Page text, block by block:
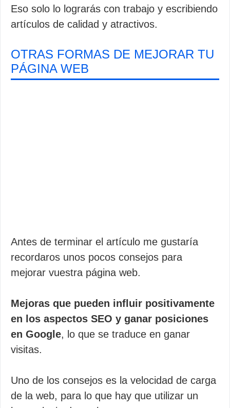
Eso solo lo lograrás con trabajo y escribiendo
artículos de calidad y atractivos.
OTRAS FORMAS DE MEJORAR TU
PÁGINA WEB
Antes de terminar el artículo me gustaría
recordaros unos pocos consejos para
mejorar vuestra página web.
Mejoras que pueden influir positivamente
en los aspectos SEO y ganar posiciones
en Google, lo que se traduce en ganar
visitas.
Uno de los consejos es la velocidad de carga
de la web, para lo que hay que utilizar un